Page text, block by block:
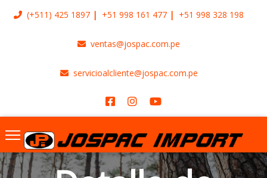
(+511) 425 1897 +51 998 161 477 +51 998 328 198
ventas@jospac.com.pe
servicioalcliente@jospac.com.pe